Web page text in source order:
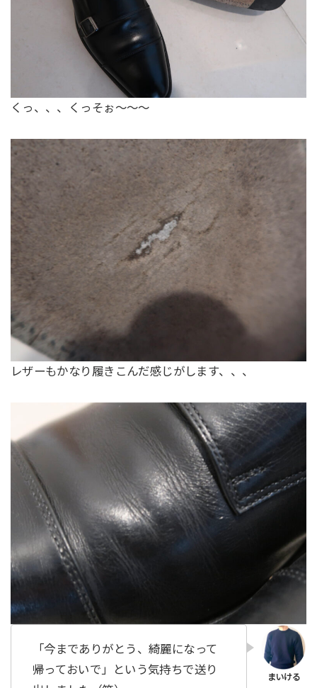
くっ、、、くっそぉ〜〜〜
レザーもかなり履きこんだ感じがします、、、
「今までありがとう、綺麗になって
帰っておいで」という気持ちで送り